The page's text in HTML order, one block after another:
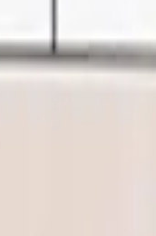
som reduserer
struktur i hverdagen.
nedenfor for å